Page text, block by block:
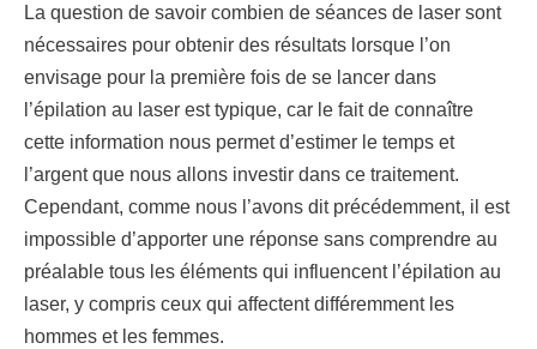
La question de savoir combien de séances de laser sont
nécessaires pour obtenir des résultats lorsque l’on
envisage pour la première fois de se lancer dans
l’épilation au laser est typique, car le fait de connaître
cette information nous permet d’estimer le temps et
l’argent que nous allons investir dans ce traitement.
Cependant, comme nous l’avons dit précédemment, il est
impossible d’apporter une réponse sans comprendre au
préalable tous les éléments qui influencent l’épilation au
laser, y compris ceux qui affectent différemment les
hommes et les femmes.